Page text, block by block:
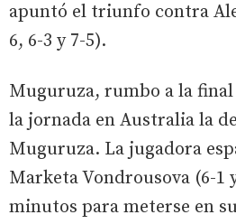
apuntó el triunfo contra
6, 6-3 y 7-5).
Muguruza, rumbo a la
la jornada en Australia la
Muguruza. La jugadora
Marketa Vondrousova (6-1
minutos para meterse en